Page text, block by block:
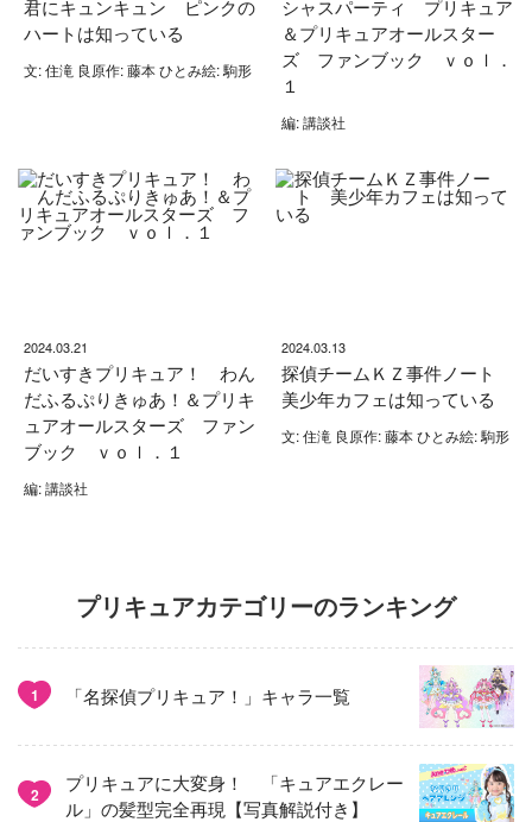
君にキュンキュン ピンクの
ハートは知っている
文: 住滝 良原作: 藤本 ひとみ絵: 駒形
シャスパーティ プリキュア
＆プリキュアオールスター
ズ ファンブック ｖｏｌ．
１
編: 講談社
2024.03.21
だいすきプリキュア！ わん
だふるぷりきゅあ！＆プリキ
ュアオールスターズ ファン
ブック ｖｏｌ．１
編: 講談社
2024.03.13
探偵チームＫＺ事件ノート
美少年カフェは知っている
文: 住滝 良原作: 藤本 ひとみ絵: 駒形
プリキュアカテゴリーのランキング
1 「名探偵プリキュア！」キャラ一覧
2
プリキュアに大変身！ 「キュアエクレー
ル」の髪型完全再現【写真解説付き】